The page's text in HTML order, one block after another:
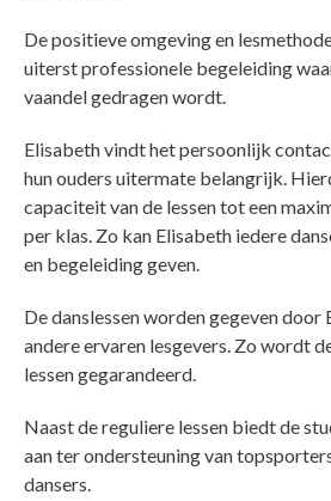
De positieve omgeving en
uiterst professionele begeleiding
vaandel gedragen wordt.
Elisabeth vindt het persoonlijk
hun ouders uitermate belangrijk.
capaciteit van de lessen tot een
per klas. Zo kan Elisabeth iedere
en begeleiding geven.
De danslessen worden gegeven door
andere ervaren lesgevers. Zo wordt
lessen gegarandeerd.
Naast de reguliere lessen biedt de
aan ter ondersteuning van
dansers.